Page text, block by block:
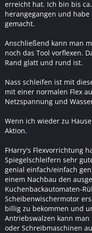
erreicht hat. Ich bin bis
herangegangen und
gemacht.
Anschließend kann man
noch das Tool vorflexen.
Rand glatt und rund ist.
Nass schleifen ist mit
mit einer normalen Flex
Netzspannung und
Wenn ich wieder zu
Aktion.
FHarry's Flexvorrichtung
Spiegelschleifern sehr
genial einfach/einfach
einem Nachbau den
Kuchenbackautomaten-
Scheibenwischermotor
billig zu bekommen und
Antriebswalzen kann
oder Schreibmaschinen